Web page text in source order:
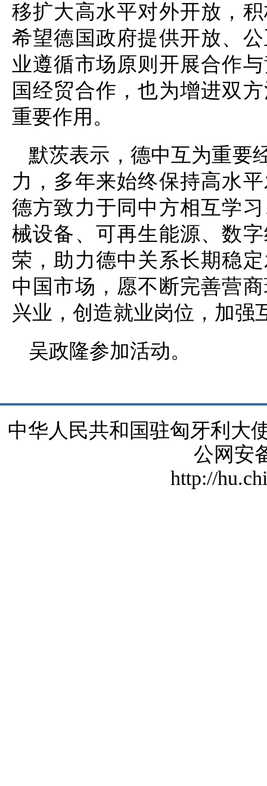
移扩大高水平对外开放，
希望德国政府提供开放、
业遵循市场原则开展合作
国经贸合作，也为增进双
重要作用。
默茨表示，德中互为重要
力，多年来始终保持高水
德方致力于同中方相互学
械设备、可再生能源、数
荣，助力德中关系长期稳
中国市场，愿不断完善营
兴业，创造就业岗位，加强
吴政隆参加活动。
中华人民共和国驻匈牙利大
公网安
http://